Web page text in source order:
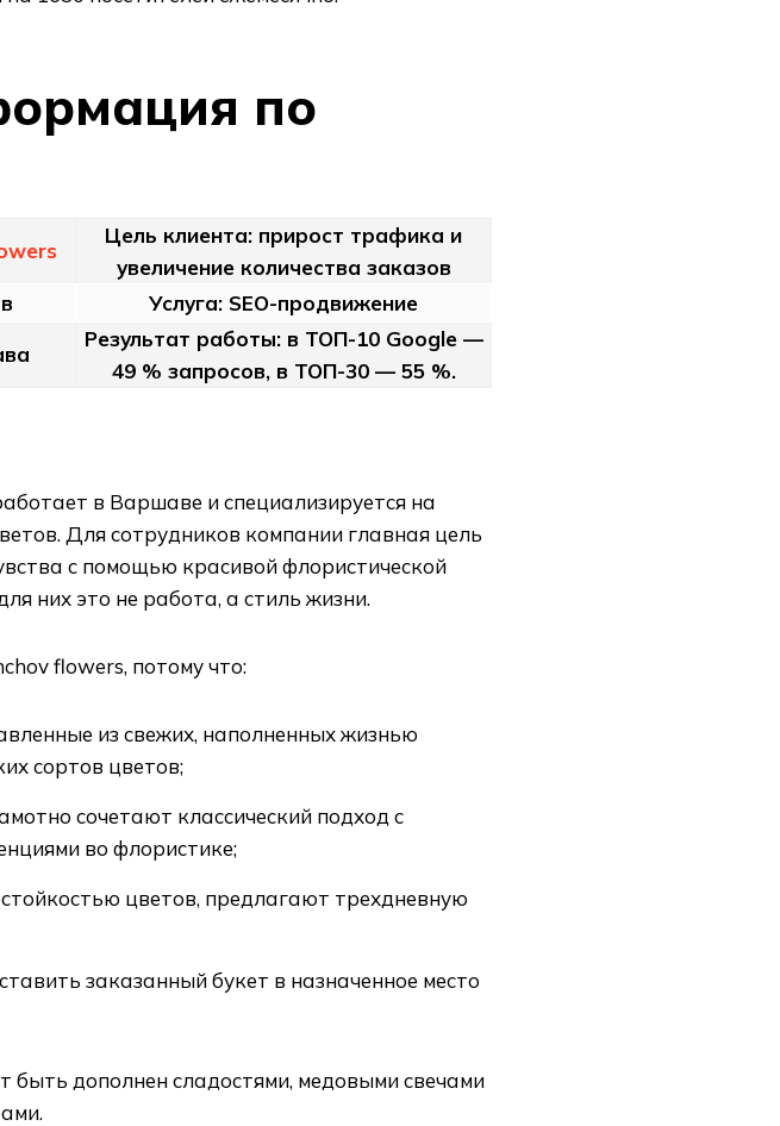
по
Цель клиента: прирост трафика и
увеличение количества заказов
Услуга: SEO-продвижение
Результат работы: в ТОП-10 Google —
49 % запросов, в ТОП-30 — 55 %.
в Варшаве и специализируется на
Для сотрудников компании главная цель
с помощью красивой флористической
них это не работа, а стиль жизни.
flowers, потому что:
из свежих, наполненных жизнью
сортов цветов;
сочетают классический подход с
во флористике;
цветов, предлагают трехдневную
заказанный букет в назначенное место
дополнен сладостями, медовыми свечами